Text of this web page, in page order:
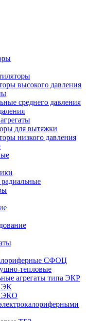
высокого давления
среднего давления
для вытяжки
низкого давления
СФОЦ
тепловые
агрегаты типа ЭКР
ЭК
ЭКО